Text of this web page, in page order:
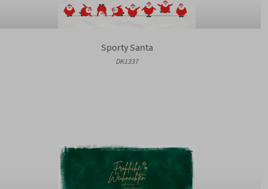
Sporty Santa
DK1337